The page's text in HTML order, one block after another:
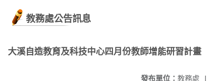
教務處公告訊息
大溪自造教育及科技中心四月份教師增能研習計畫
發布單位： 教務處 |